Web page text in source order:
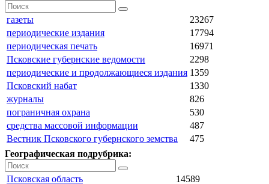
газеты
23267
периодические издания
17794
периодическая печать
16971
Псковские губернские ведомости
2298
периодические и продолжающиеся издания 1359
Псковский набат
1330
журналы
826
пограничная охрана
530
средства массовой информации
487
Вестник Псковского губернского земства
475
Географическая подрубрика:
Псковская область
14589